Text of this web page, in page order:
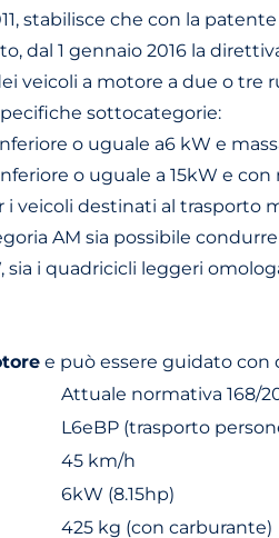
stabilisce che con la
dal 1 gennaio 2016 la
veicoli a motore a due o tre
sottocategorie:
o uguale a6 kW e
o uguale a 15kW e
veicoli destinati al trasporto
AM sia possibile condurre
i quadricicli leggeri
e può essere guidato
Attuale normativa 168/
L6eBP (trasporto
45 km/h
6kW (8.15hp)
425 kg (con carburante)